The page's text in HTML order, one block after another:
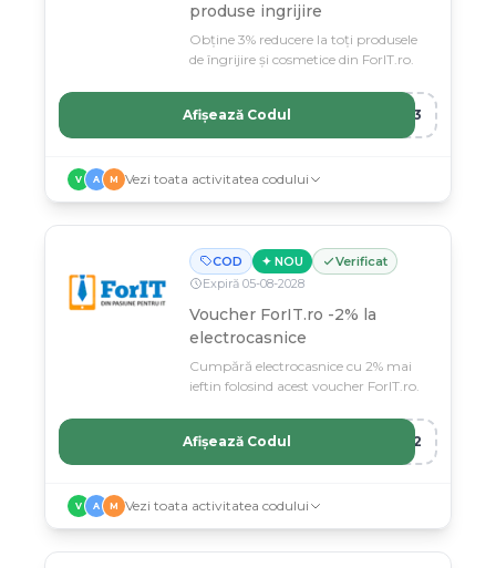
produse ingrijire
Obține 3% reducere la toți produsele
de îngrijire și cosmetice din ForIT.ro.
RE3
Afișează Codul
V A M Vezi toata activitatea codului
COD ✦ NOU
Verificat
Expiră 05-08-2028
Voucher ForIT.ro -2% la
electrocasnice
Cumpără electrocasnice cu 2% mai
ieftin folosind acest voucher ForIT.ro.
CE2
Afișează Codul
V A M Vezi toata activitatea codului